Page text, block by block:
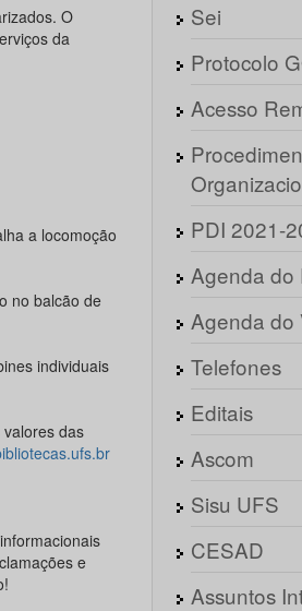
O
da
a locomoção
no balcão de
individuais
das
e
Sei
Protocolo
Acesso
PDI 2021-
Agenda do
Agenda do
Telefones
Editais
Ascom
Sisu UFS
CESAD
Assuntos